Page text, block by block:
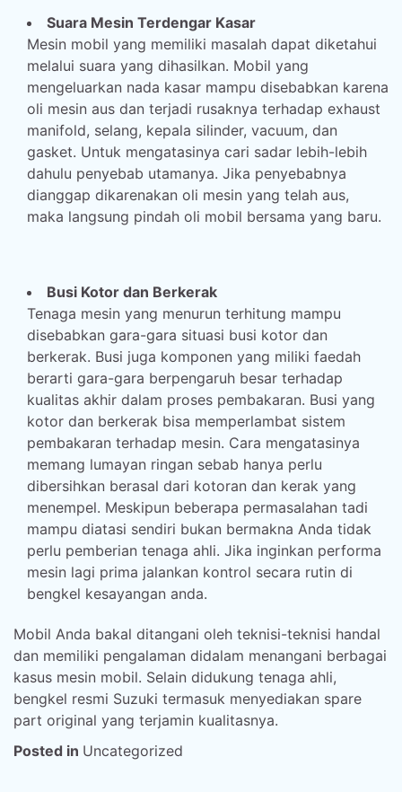
Suara Mesin Terdengar Kasar
Mesin mobil yang memiliki masalah dapat diketahui
melalui suara yang dihasilkan. Mobil yang
mengeluarkan nada kasar mampu disebabkan karena
oli mesin aus dan terjadi rusaknya terhadap exhaust
manifold, selang, kepala silinder, vacuum, dan
gasket. Untuk mengatasinya cari sadar lebih-lebih
dahulu penyebab utamanya. Jika penyebabnya
dianggap dikarenakan oli mesin yang telah aus,
maka langsung pindah oli mobil bersama yang baru.
Busi Kotor dan Berkerak
Tenaga mesin yang menurun terhitung mampu
disebabkan gara-gara situasi busi kotor dan
berkerak. Busi juga komponen yang miliki faedah
berarti gara-gara berpengaruh besar terhadap
kualitas akhir dalam proses pembakaran. Busi yang
kotor dan berkerak bisa memperlambat sistem
pembakaran terhadap mesin. Cara mengatasinya
memang lumayan ringan sebab hanya perlu
dibersihkan berasal dari kotoran dan kerak yang
menempel. Meskipun beberapa permasalahan tadi
mampu diatasi sendiri bukan bermakna Anda tidak
perlu pemberian tenaga ahli. Jika inginkan performa
mesin lagi prima jalankan kontrol secara rutin di
bengkel kesayangan anda.
Mobil Anda bakal ditangani oleh teknisi-teknisi handal
dan memiliki pengalaman didalam menangani berbagai
kasus mesin mobil. Selain didukung tenaga ahli,
bengkel resmi Suzuki termasuk menyediakan spare
part original yang terjamin kualitasnya.
Posted in Uncategorized